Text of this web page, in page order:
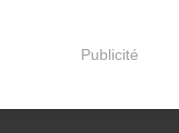
Publicité